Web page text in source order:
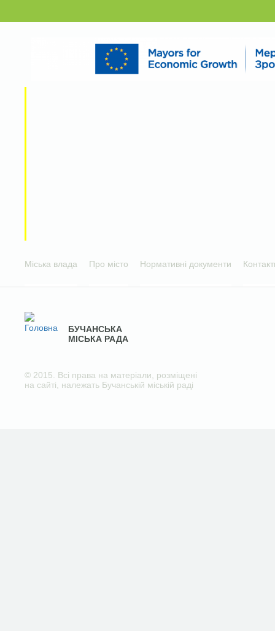
Міська влада Про місто Нормативні документи
БУЧАНСЬКА
МІСЬКА РАДА
© 2015. Всі права на матеріали, розміщені
на сайті, належать Бучанській міській раді